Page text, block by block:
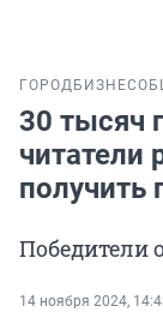
ГОРОД БИЗНЕС
30 тысяч
читатели
получить
Победители
14 ноября 2024,